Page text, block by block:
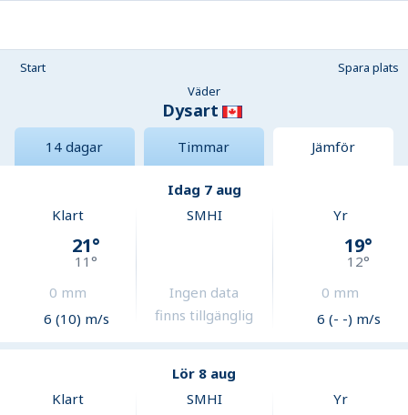
Start
Spara plats
Väder
Dysart
14 dagar Timmar Jämför
Idag 7 aug
Klart
21°
11°
0 mm
6 (10) m/s
SMHI
Ingen data
finns tillgänglig
Yr
19°
12°
0 mm
6 (- -) m/s
Lör 8 aug
Klart
SMHI Yr